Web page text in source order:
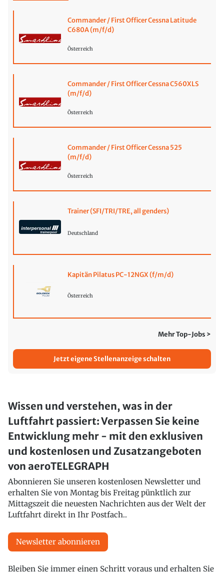
Commander / First Officer Cessna Latitude
C680A (m/f/d)
Österreich
Commander / First Officer Cessna C560XLS
(m/f/d)
Österreich
Commander / First Officer Cessna 525
(m/f/d)
Österreich
Trainer (SFI/TRI/TRE, all genders)
Deutschland
Kapitän Pilatus PC-12NGX (f/m/d)
Österreich
Mehr Top-Jobs >
Jetzt eigene Stellenanzeige schalten
Wissen und verstehen, was in der
Luftfahrt passiert: Verpassen Sie keine
Entwicklung mehr - mit den exklusiven
und kostenlosen und Zusatzangeboten
von aeroTELEGRAPH
Abonnieren Sie unseren kostenlosen Newsletter und
erhalten Sie von Montag bis Freitag pünktlich zur
Mittagszeit die neuesten Nachrichten aus der Welt der
Luftfahrt direkt in Ihr Postfach..
Newsletter abonnieren
Bleiben Sie immer einen Schritt voraus und erhalten Sie